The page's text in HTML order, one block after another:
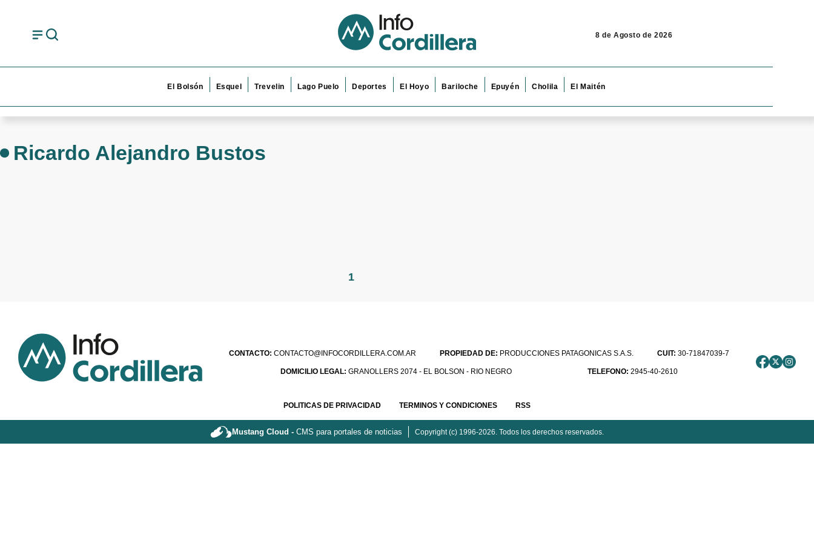
8 de Agosto de 2026
El Bolsón Esquel Trevelin Lago Puelo Deportes El Hoyo Bariloche Epuyén Cholila El Maitén
Ricardo Alejandro Bustos
1
CONTACTO: CONTACTO@INFOCORDILLERA.COM.AR PROPIEDAD DE: PRODUCCIONES PATAGONICAS S.A.S. CUIT: 30-71847039-7
DOMICILIO LEGAL:GRANOLLERS 2074 - EL BOLSON - RIO NEGRO TELEFONO: 2945-40-2610
POLITICAS DE PRIVACIDAD TERMINOS Y CONDICIONES RSS
Mustang Cloud - CMS para portales de noticias Copyright (c) 1996-2026. Todos los derechos reservados.